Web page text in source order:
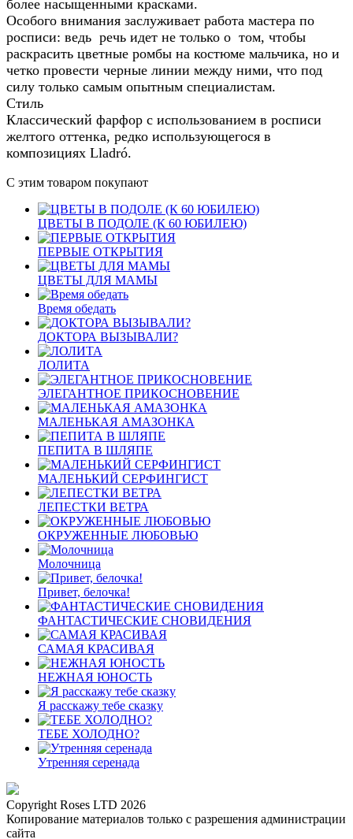
более насыщенными красками.
Особого внимания заслуживает работа мастера по
росписи: ведь речь идет не только о том, чтобы
раскрасить цветные ромбы на костюме мальчика, но и
четко провести черные линии между ними, что под
силу только самым опытным специалистам.
Стиль
Классический фарфор с использованием в росписи
желтого оттенка, редко использующегося в
композициях Lladró.
С этим товаром покупают
ЦВЕТЫ В ПОДОЛЕ (К 60 ЮБИЛЕЮ)
ПЕРВЫЕ ОТКРЫТИЯ
ЦВЕТЫ ДЛЯ МАМЫ
Время обедать
ДОКТОРА ВЫЗЫВАЛИ?
ЛОЛИТА
ЭЛЕГАНТНОЕ ПРИКОСНОВЕНИЕ
МАЛЕНЬКАЯ АМАЗОНКА
ПЕПИТА В ШЛЯПЕ
МАЛЕНЬКИЙ СЕРФИНГИСТ
ЛЕПЕСТКИ ВЕТРА
ОКРУЖЕННЫЕ ЛЮБОВЬЮ
Молочница
Привет, белочка!
ФАНТАСТИЧЕСКИЕ СНОВИДЕНИЯ
САМАЯ КРАСИВАЯ
НЕЖНАЯ ЮНОСТЬ
Я расскажу тебе сказку
ТЕБЕ ХОЛОДНО?
Утренняя серенада
Copyright Roses LTD 2026
Копирование материалов только с разрешения администрации
сайта